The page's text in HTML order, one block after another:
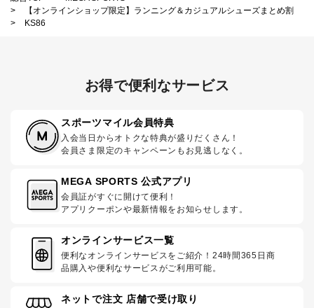
>
【オンラインショップ限定】ランニング＆カジュアルシューズまとめ割
>
KS86
お得で便利なサービス
スポーツマイル会員特典
入会当日からオトクな特典が盛りだくさん！
会員さま限定のキャンペーンもお見逃しなく。
MEGA SPORTS 公式アプリ
会員証がすぐに開けて便利！
アプリクーポンや最新情報をお知らせします。
オンラインサービス一覧
便利なオンラインサービスをご紹介！24時間365日商
品購入や便利なサービスがご利用可能。
ネットで注文 店舗で受け取り